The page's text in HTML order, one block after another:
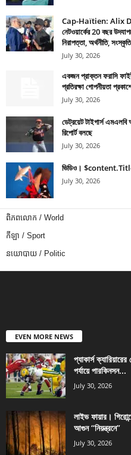
Cap-Haïtien: Alix
নেটওয়ার্কের 20 বছর
নিরাপত্তা, অর্থনীতি,
July 30, 2026
একজন প্রাক্তন ফরাসি
প্রতিরক্ষা গোপনীয়তা
July 30, 2026
ডেট্রয়েট টাইগার্স এমএলবি
রিপোর্ট বলছে
July 30, 2026
ভিডিও।
July 30, 2026
ពិភពលោក / World
កីឡា / Sport
នយោបាយ / Politic
EVEN MORE NEWS
প্যাকার্স
পর্যায়ে পারকিনসন...
July 30, 2026
লাইভ ফায়ার।
আগুন “নিয়ন্ত্রনে”
July 30, 2026